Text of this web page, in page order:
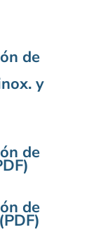
de
y
de
de